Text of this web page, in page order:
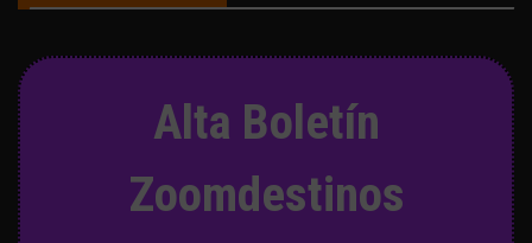
Alta Boletín
Zoomdestinos